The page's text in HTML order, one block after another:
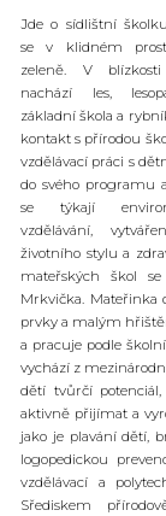
Jde o sídlištní
se v klidném
zeleně. V
nachází les,
základní škola a
kontakt s přírodou
vzdělávací práci s
do svého programu
se týkají
vzdělávání,
životního stylu a
mateřských škol
Mrkvička.
prvky a malým
a pracuje podle
vychází z
dětí tvůrčí
aktivně přijímat a
jako je plavání dětí,
logopedickou
vzdělávací a
Sřediskem